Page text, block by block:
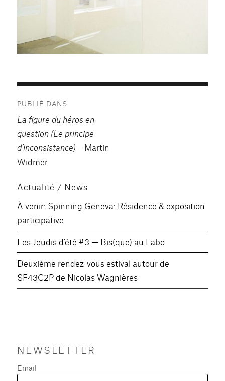
de
l’article
PUBLIÉ DANS
La figure du héros en
question (Le principe
d’inconsistance) – Martin
Widmer
Actualité / News
À venir: Spinning Geneva: Résidence & exposition
participative
Les Jeudis d’été #3 — Bis(que) au Labo
Deuxième rendez-vous estival autour de
SF43C2P de Nicolas Wagnières
NEWSLETTER
Email